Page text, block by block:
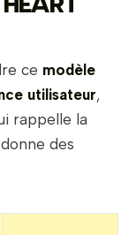
ce modèle
utilisateur,
rappelle la
des